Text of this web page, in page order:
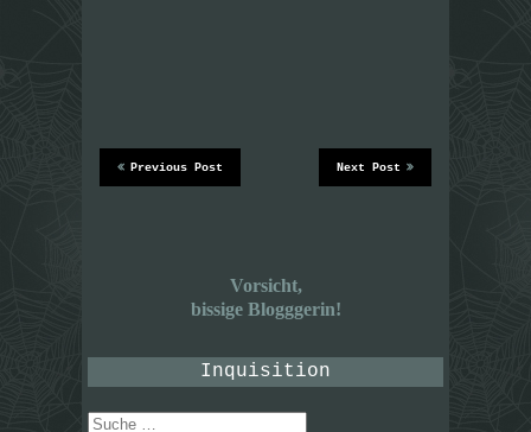
Next Post
Previous Post
Vorsicht,
bissige Blogggerin!
Inquisition
Suche